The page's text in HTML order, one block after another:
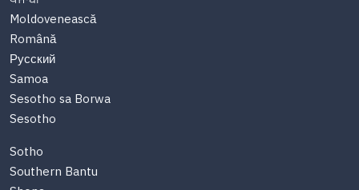
Moldovenească
Română
Русский
Samoa
Sesotho sa Borwa
Sesotho
Sotho
Southern Bantu